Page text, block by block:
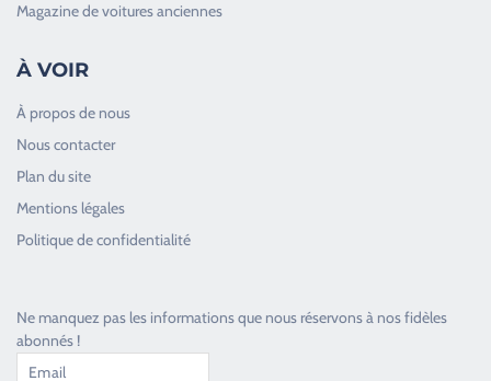
Magazine de voitures anciennes
À VOIR
À propos de nous
Nous contacter
Plan du site
Mentions légales
Politique de confidentialité
Ne manquez pas les informations que nous réservons à nos fidèles
abonnés !
Toujours heureux d'aider les passionnés